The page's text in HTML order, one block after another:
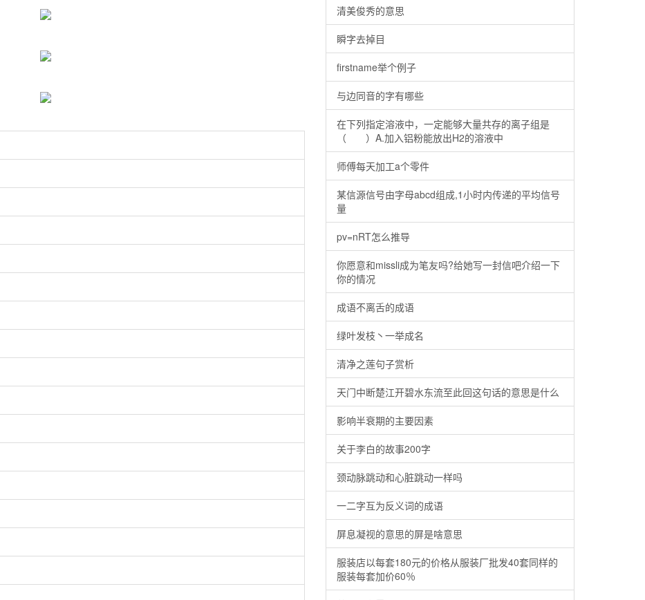
清美俊秀的意思
瞬字去掉目
firstname举个例子
与边同音的字有哪些
在下列指定溶液中，一定能够大量共存的离子组是
（ ）A.加入铝粉能放出H2的溶液中
师傅每天加工a个零件
某信源信号由字母abcd组成,1小时内传递的平均信号
量
pv=nRT怎么推导
你愿意和missli成为笔友吗?给她写一封信吧介绍一下
你的情况
成语不离舌的成语
绿叶发枝丶一举成名
清净之莲句子赏析
天门中断楚江开碧水东流至此回这句话的意思是什么
影响半衰期的主要因素
关于李白的故事200字
颈动脉跳动和心脏跳动一样吗
一二字互为反义词的成语
屏息凝视的意思的屏是啥意思
服装店以每套180元的价格从服装厂批发40套同样的
服装每套加价60％